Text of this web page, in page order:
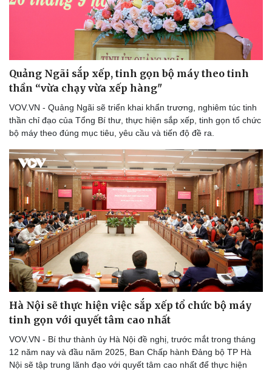
Sức khỏe
Dinh dưỡng - món ngon
Nhi khoa
Nam khoa
Làm đẹp - giảm cân
Ăn sạch sống khỏe
Đời sống
Nhà đẹp
Blog
Tình yêu - Gia đình
Văn hóa
Sân khấu - Điện ảnh
Văn học
Âm nhạc
Giải trí
Nghệ sĩ
Thời trang
Sao Việt
Quảng Ngãi sắp xếp, tinh gọn bộ máy theo tinh
thần “vừa chạy vừa xếp hàng"
VOV.VN - Quảng Ngãi sẽ triển khai khẩn trương, nghiêm túc tinh
thần chỉ đạo của Tổng Bí thư, thực hiện sắp xếp, tinh gọn tổ chức
bộ máy theo đúng mục tiêu, yêu cầu và tiến độ đề ra.
Hà Nội sẽ thực hiện việc sắp xếp tổ chức bộ máy
tinh gọn với quyết tâm cao nhất
VOV.VN - Bí thư thành ủy Hà Nội đề nghị, trước mắt trong tháng
12 năm nay và đầu năm 2025, Ban Chấp hành Đảng bộ TP Hà
Nội sẽ tập trung lãnh đạo với quyết tâm cao nhất để thực hiện